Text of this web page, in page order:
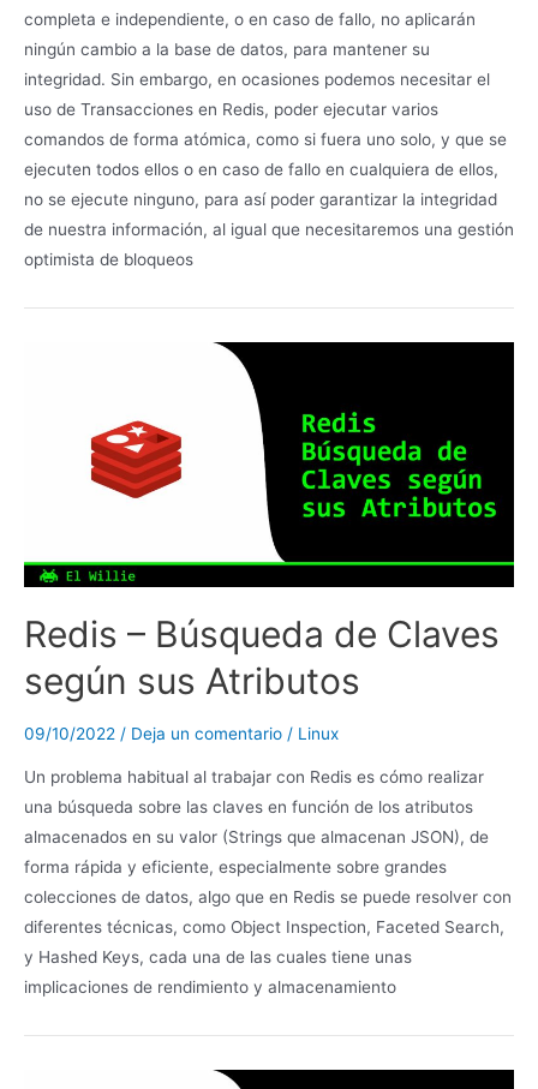
completa e independiente, o en caso de fallo, no aplicarán
ningún cambio a la base de datos, para mantener su
integridad. Sin embargo, en ocasiones podemos necesitar el
uso de Transacciones en Redis, poder ejecutar varios
comandos de forma atómica, como si fuera uno solo, y que se
ejecuten todos ellos o en caso de fallo en cualquiera de ellos,
no se ejecute ninguno, para así poder garantizar la integridad
de nuestra información, al igual que necesitaremos una gestión
optimista de bloqueos
Redis – Búsqueda de Claves
según sus Atributos
09/10/2022 / Deja un comentario / Linux
Un problema habitual al trabajar con Redis es cómo realizar
una búsqueda sobre las claves en función de los atributos
almacenados en su valor (Strings que almacenan JSON), de
forma rápida y eficiente, especialmente sobre grandes
colecciones de datos, algo que en Redis se puede resolver con
diferentes técnicas, como Object Inspection, Faceted Search,
y Hashed Keys, cada una de las cuales tiene unas
implicaciones de rendimiento y almacenamiento